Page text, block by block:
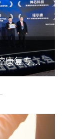
2026中国康复医学会脑功能检测与调控康复专业委员会学术年会丨脑客中国：脑机接口——EEG驱动TMS闭环调控工作坊